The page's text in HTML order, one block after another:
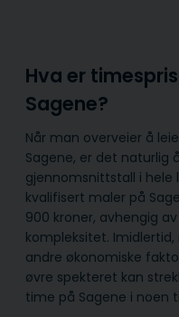
Hva er
Sagene?
Når man overveier å
Sagene, er det naturlig
gjennomsnittstall i hele
kvalifisert maler på
900 kroner, avhengig
kompleksitet.
andre økonomiske
øvre spekteret kan
time på Sagene i noen